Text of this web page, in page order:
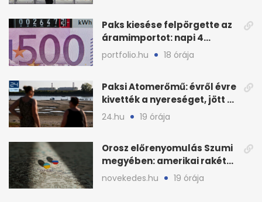
Paks kiesése felpörgette az
áramimportot: napi 4
milliárd forintos számla
portfolio.hu 18 órája
Paksi Atomerőmű: évről évre
kivették a nyereséget, jött a
baj
24.hu 19 órája
Orosz előrenyomulás Szumi
megyében: amerikai rakéták
is zsákmányként
novekedes.hu 19 órája